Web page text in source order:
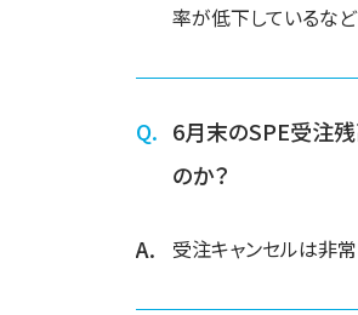
率が低下しているな
6月末のSPE受注
のか？
受注キャンセルは非